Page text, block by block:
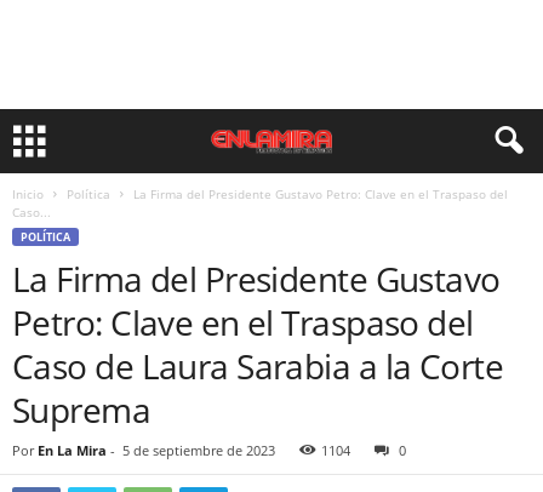
Inicio Política
La Firma del Presidente Gustavo Petro: Clave en el Traspaso del
Caso...
POLÍTICA
La Firma del Presidente Gustavo
Petro: Clave en el Traspaso del
Caso de Laura Sarabia a la Corte
Suprema
Por En La Mira - 5 de septiembre de 2023 1104 0